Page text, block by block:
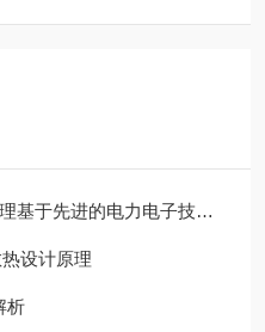
进的电力电子技术和控制策略
设计原理
析